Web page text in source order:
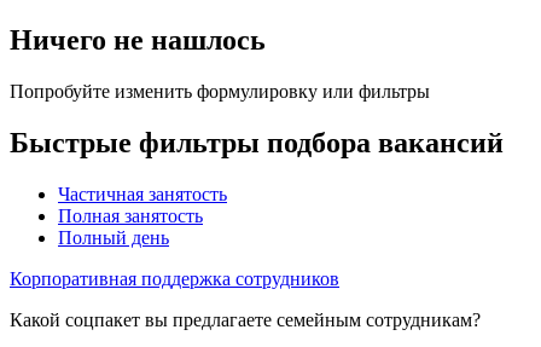
Ничего не нашлось
Попробуйте изменить формулировку или фильтры
Быстрые фильтры подбора вакансий
Частичная занятость
Полная занятость
Полный день
Корпоративная поддержка сотрудников
Какой соцпакет вы предлагаете семейным сотрудникам?